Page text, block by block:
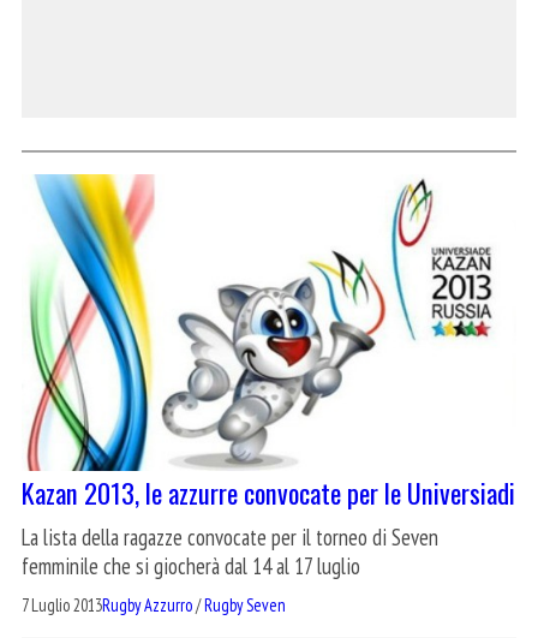
Kazan 2013, le azzurre convocate per le Universiadi
La lista della ragazze convocate per il torneo di Seven
femminile che si giocherà dal 14 al 17 luglio
7 Luglio 2013Rugby Azzurro/Rugby Seven